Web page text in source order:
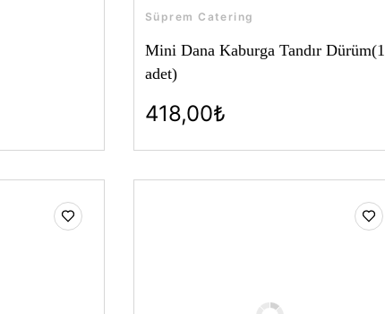
Süprem Catering
Mini Dana Kaburga Tandır Dürüm(1
adet)
418,00₺